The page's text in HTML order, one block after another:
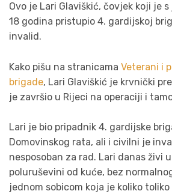
Ovo je Lari Glaviškić, čovjek koji je
18 godina pristupio 4. gardijskoj
invalid.
Kako pišu na stranicama Veterani i
brigade, Lari Glaviškić je krvnički
je završio u Rijeci na operaciji i
Lari je bio pripadnik 4. gardijske
Domovinskog rata, ali i civilni je
nesposoban za rad. Lari danas živi
poluruševini od kuće, bez
jednom sobicom koja je koliko